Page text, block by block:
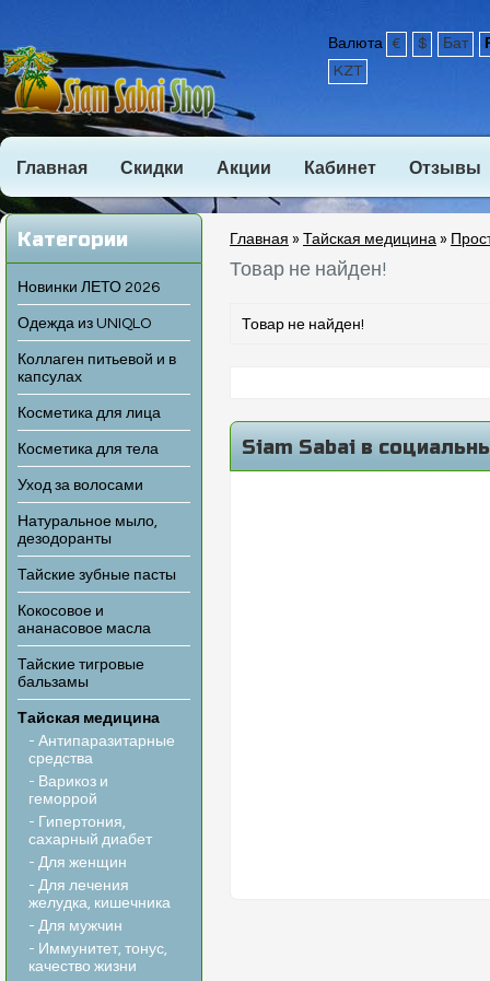
Валюта € $ Бат
KZT
Главная Скидки Акции Кабинет Отзывы
Категории
Новинки ЛЕТО 2026
Одежда из UNIQLO
Коллаген питьевой и в
капсулах
Косметика для лица
Косметика для тела
Уход за волосами
Натуральное мыло,
дезодоранты
Тайские зубные пасты
Кокосовое и
ананасовое масла
Тайские тигровые
бальзамы
Тайская медицина
- Антипаразитарные
средства
- Варикоз и
геморрой
- Гипертония,
сахарный диабет
- Для женщин
- Для лечения
желудка, кишечника
- Для мужчин
- Иммунитет, тонус,
качество жизни
Главная » Тайская медицина »
Товар не найден!
Товар не найден!
Siam Sabai в